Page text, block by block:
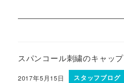
スパンコール刺繍のキャップ
2017年5月15日 スタッフブログ